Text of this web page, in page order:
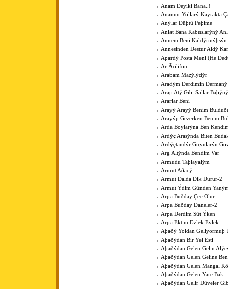
Anam Deyiki Bana..!
Anamur Yollarý Kayrakta
Anýlar Düþtü Peþime
Anlat Bana Kabuslarýný
Annem Beni
Annesinden Destur Aldý
Apardý Posta Meni (He
Ar Ã›ilifoni
Arabam Mazýlýdýr
Aradým Derdimin
Arap Atý Gibi Sallar Baþýný
Ararlar Beni
Arayý Arayý Benim
Arayýp Gezerken Benim
Arda Boylarýna Ben
Ardýç Arasýnda Biten
Ardýçtandýr Guyularýn
Arg Altýnda Bendim Var
Armudu Taþlayalým
Armut Aðacý
Armut Dalda Dik Durur-2
Armut Ýdim Günden
Arpa Buðday Çec Olur
Arpa Buðday Daneler-2
Arpa Derdim Süt Ýken
Arpa Ektim Evlek Evlek
Aþaðý Yoldan Geliyormuþ
Aþaðýdan Bir Yel Esti
Aþaðýdan Gelen Gelin
Aþaðýdan Gelen Geline
Aþaðýdan Gelen Mangal
Aþaðýdan Gelen Yare Bak
Aþaðýdan Gelir Düveler